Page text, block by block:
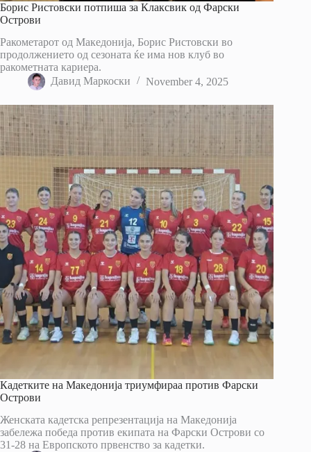
Борис Ристовски потпиша за Клаксвик од Фарски
Острови
Ракометарот од Македонија, Борис Ристовски во
продолжението од сезоната ќе има нов клуб во
ракометната кариера.
Давид Маркоски
November 4, 2025
Кадетките на Македонија триумфираа против Фарски
Острови
Женската кадетска репрезентација на Македонија
забележа победа против екипата на Фарски Острови со
31-28 на Европското првенство за кадетки.